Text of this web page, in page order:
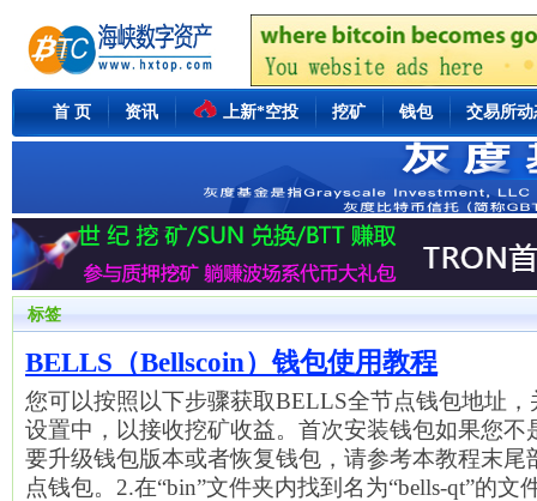
首 页 资讯 上新*空投 挖矿 钱包 交易所动
标签
BELLS（Bellscoin）钱包使用教程
您可以按照以下步骤获取BELLS全节点钱包地址
设置中，以接收挖矿收益。首次安装钱包如果您不
要升级钱包版本或者恢复钱包，请参考本教程末尾
点钱包。2.在“bin”文件夹内找到名为“bells-qt”的文